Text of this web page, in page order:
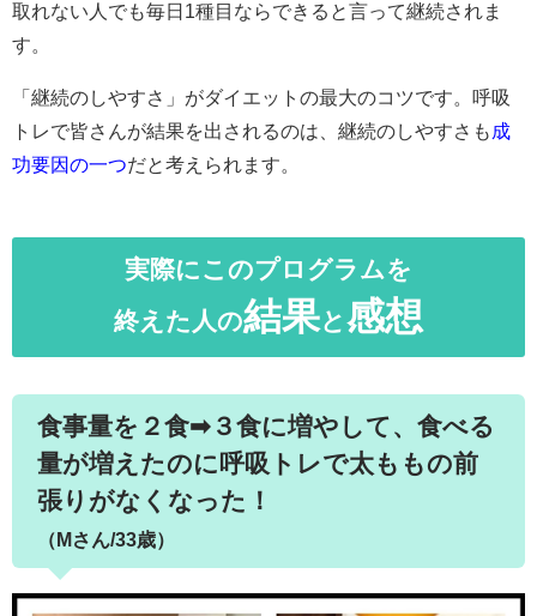
取れない人でも毎日1種目ならできると言って継続されま
す。
「継続のしやすさ」がダイエットの最大のコツです。呼吸
トレで皆さんが結果を出されるのは、継続のしやすさも 成
功要因の一つだと考えられます。
実際にこのプログラムを
終えた人の結果と感想
食事量を２食➡︎３食に増やして、食べる
量が増えたのに呼吸トレで太ももの前
張りがなくなった！
（Mさん/33歳）